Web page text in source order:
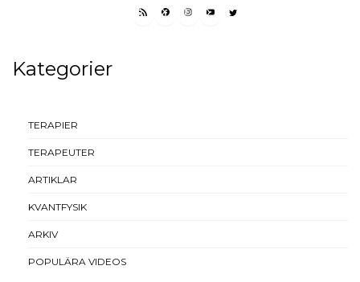
RSS FEEDFACEBOOK
INSTAGRAM
YOUTUBETWITTER
Kategorier
TERAPIER
TERAPEUTER
ARTIKLAR
KVANTFYSIK
ARKIV
POPULÄRA VIDEOS